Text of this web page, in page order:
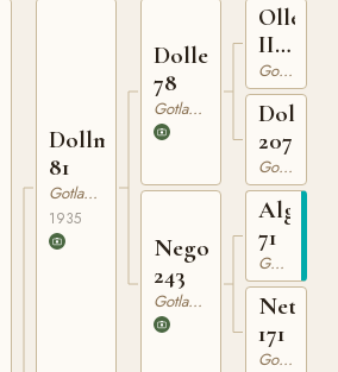
Dollman
81
Gotlandsruss
1935
Dolle
78
Gotlandsruss
Nego
243
Gotlandsruss
Olle
III
63Gotlandsruss
Dolla
207
Gotlandsruss
Algo
71
Gotlandsruss
Netta
171
Gotlandsruss